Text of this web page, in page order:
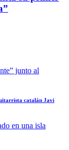
catalán Javi